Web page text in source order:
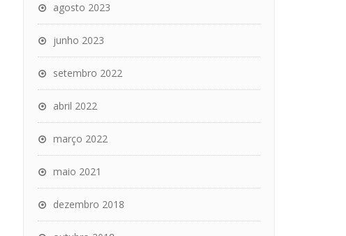
agosto 2023
junho 2023
setembro 2022
abril 2022
março 2022
maio 2021
dezembro 2018